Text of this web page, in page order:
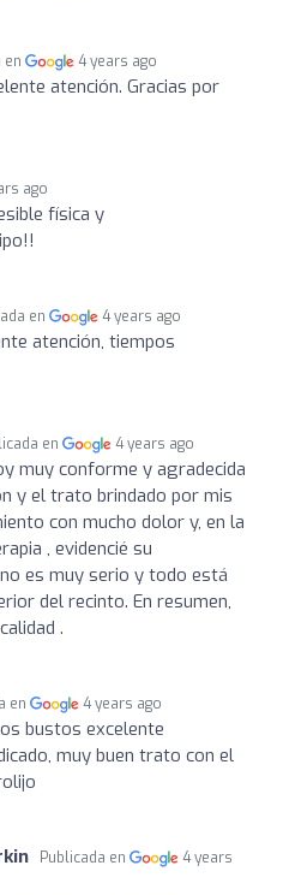
en 4 years ago
atención. Gracias por
ago
física y
en 4 years ago
atención, tiempos
en 4 years ago
muy conforme y agradecida
y el trato brindado por mis
con mucho dolor y, en la
, evidencié su
es muy serio y todo está
del recinto. En resumen,
.
en 4 years ago
bustos excelente
muy buen trato con el
Publicada en
4 years